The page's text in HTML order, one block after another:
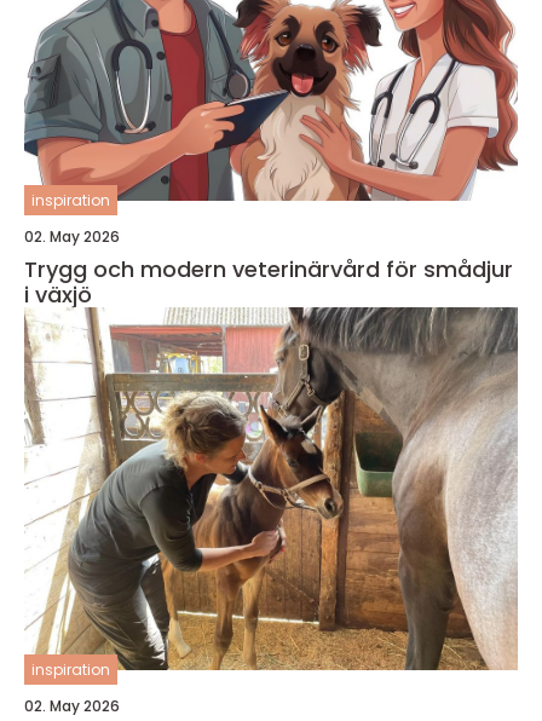
inspiration
02. May 2026
Trygg och modern veterinärvård för smådjur
i växjö
inspiration
02. May 2026